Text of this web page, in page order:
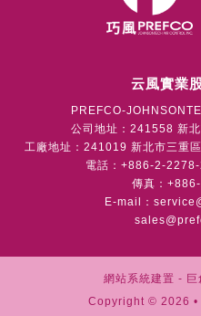
云風實業
PREFCO-
公司地址：241558 新
工廠地址：241019 新北市三重
電話：+886-2-
傳真：
E-mail：
網站系統建置 -
Copyright © 2026 •